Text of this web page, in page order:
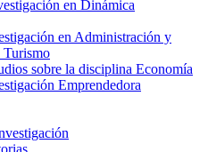
en Dinámica
en Administración y
Turismo
sobre la disciplina Economía
Emprendedora